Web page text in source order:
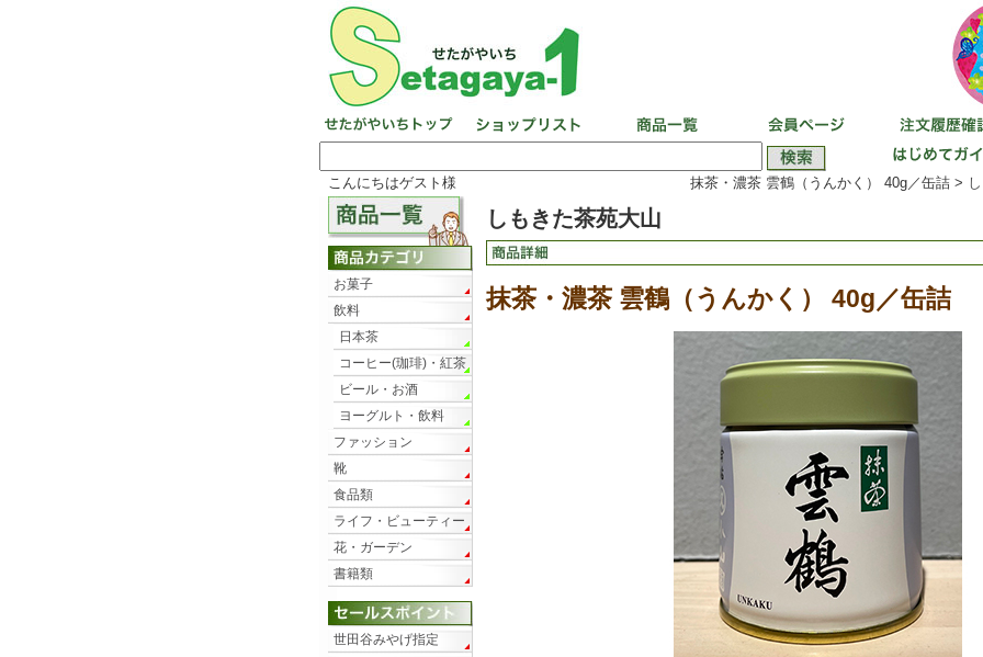
こんにちはゲスト様 抹茶・濃茶 雲鶴（うんかく） 40g／缶詰 >
しもきた茶苑大山
抹茶・濃茶 雲鶴（うんかく） 40g／缶詰
お菓子
飲料
日本茶
コーヒー(珈琲)・紅茶
ビール・お酒
ヨーグルト・飲料
ファッション
靴
食品類
ライフ・ビューティー
花・ガーデン
書籍類
世田谷みやげ指定